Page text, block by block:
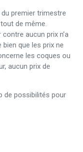
premier trimestre
de même.
aucun prix n'a
que les prix ne
les coques ou
aucun prix de
de possibilités pour